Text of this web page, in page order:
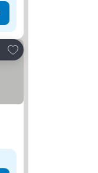
Føj til favoritter